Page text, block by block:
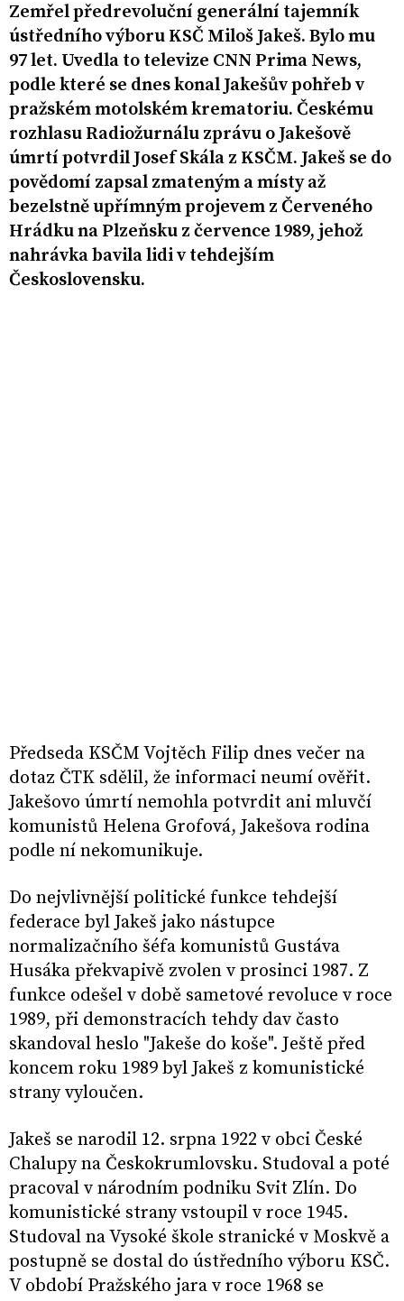
Zemřel předrevoluční generální tajemník
ústředního výboru KSČ Miloš Jakeš. Bylo mu
97 let. Uvedla to televize CNN Prima News,
podle které se dnes konal Jakešův pohřeb v
pražském motolském krematoriu. Českému
rozhlasu Radiožurnálu zprávu o Jakešově
úmrtí potvrdil Josef Skála z KSČM. Jakeš se do
povědomí zapsal zmateným a místy až
bezelstně upřímným projevem z Červeného
Hrádku na Plzeňsku z července 1989, jehož
nahrávka bavila lidi v tehdejším
Československu.
Předseda KSČM Vojtěch Filip dnes večer na
dotaz ČTK sdělil, že informaci neumí ověřit.
Jakešovo úmrtí nemohla potvrdit ani mluvčí
komunistů Helena Grofová, Jakešova rodina
podle ní nekomunikuje.
Do nejvlivnější politické funkce tehdejší
federace byl Jakeš jako nástupce
normalizačního šéfa komunistů Gustáva
Husáka překvapivě zvolen v prosinci 1987. Z
funkce odešel v době sametové revoluce v roce
1989, při demonstracích tehdy dav často
skandoval heslo "Jakeše do koše". Ještě před
koncem roku 1989 byl Jakeš z komunistické
strany vyloučen.
Jakeš se narodil 12. srpna 1922 v obci České
Chalupy na Českokrumlovsku. Studoval a poté
pracoval v národním podniku Svit Zlín. Do
komunistické strany vstoupil v roce 1945.
Studoval na Vysoké škole stranické v Moskvě a
postupně se dostal do ústředního výboru KSČ.
V období Pražského jara v roce 1968 se